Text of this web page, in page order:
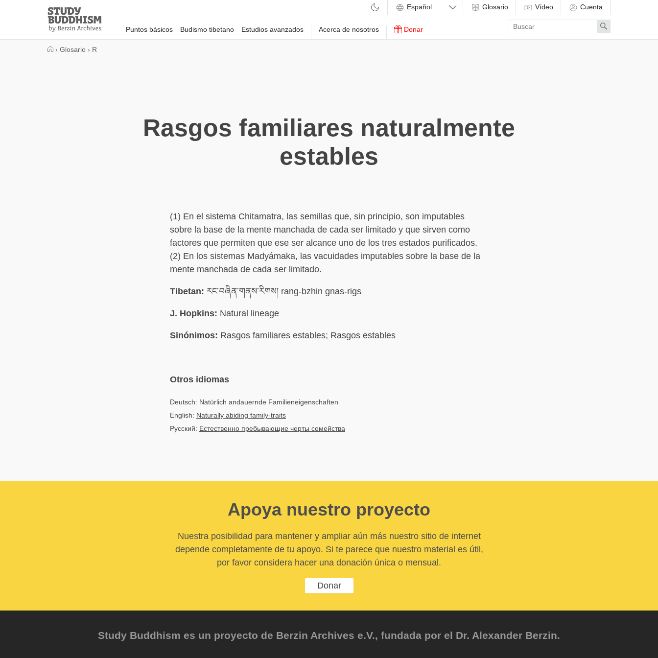
Study
Buddhism
Home
Puntos básicos Budismo tibetano Estudios avanzados Acerca de nosotros Donar
Glosario Vídeo Cuenta
Enter
search
term
Search
› Glosario › R
Rasgos familiares naturalmente
estables
(1) En el sistema Chitamatra, las semillas que, sin principio, son imputables
sobre la base de la mente manchada de cada ser limitado y que sirven como
factores que permiten que ese ser alcance uno de los tres estados purificados.
(2) En los sistemas Madyámaka, las vacuidades imputables sobre la base de la
mente manchada de cada ser limitado.
Tibetan: རང་བཞིན་གནས་རིགས། rang-bzhin gnas-rigs
J. Hopkins: Natural lineage
Sinónimos: Rasgos familiares estables; Rasgos estables
Otros idiomas
Deutsch: Natürlich andauernde Familieneigenschaften
English: Naturally abiding family-traits
Русский: Естественно пребывающие черты семейства
Apoya nuestro proyecto
Nuestra posibilidad para mantener y ampliar aún más nuestro sitio de internet
depende completamente de tu apoyo. Si te parece que nuestro material es útil,
por favor considera hacer una donación única o mensual.
Donar
Study Buddhism es un proyecto de Berzin Archives e.V., fundada por el Dr. Alexander Berzin.